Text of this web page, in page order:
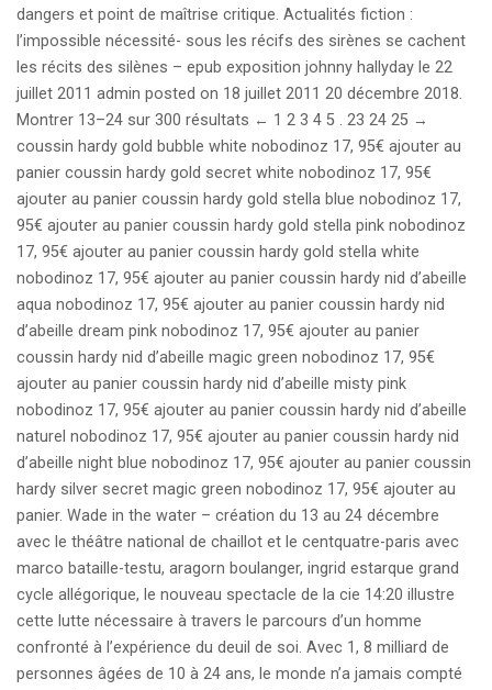
dangers et point de maîtrise critique. Actualités fiction :
l’impossible nécessité- sous les récifs des sirènes se cachent
les récits des silènes – epub exposition johnny hallyday le 22
juillet 2011 admin posted on 18 juillet 2011 20 décembre 2018.
Montrer 13–24 sur 300 résultats ← 1 2 3 4 5 . 23 24 25 →
coussin hardy gold bubble white nobodinoz 17, 95€ ajouter au
panier coussin hardy gold secret white nobodinoz 17, 95€
ajouter au panier coussin hardy gold stella blue nobodinoz 17,
95€ ajouter au panier coussin hardy gold stella pink nobodinoz
17, 95€ ajouter au panier coussin hardy gold stella white
nobodinoz 17, 95€ ajouter au panier coussin hardy nid d’abeille
aqua nobodinoz 17, 95€ ajouter au panier coussin hardy nid
d’abeille dream pink nobodinoz 17, 95€ ajouter au panier
coussin hardy nid d’abeille magic green nobodinoz 17, 95€
ajouter au panier coussin hardy nid d’abeille misty pink
nobodinoz 17, 95€ ajouter au panier coussin hardy nid d’abeille
naturel nobodinoz 17, 95€ ajouter au panier coussin hardy nid
d’abeille night blue nobodinoz 17, 95€ ajouter au panier coussin
hardy silver secret magic green nobodinoz 17, 95€ ajouter au
panier. Wade in the water – création du 13 au 24 décembre
avec le théâtre national de chaillot et le centquatre-paris avec
marco bataille-testu, aragorn boulanger, ingrid estarque grand
cycle allégorique, le nouveau spectacle de la cie 14:20 illustre
cette lutte nécessaire à travers le parcours d’un homme
confronté à l’expérience du deuil de soi. Avec 1, 8 milliard de
personnes âgées de 10 à 24 ans, le monde n’a jamais compté